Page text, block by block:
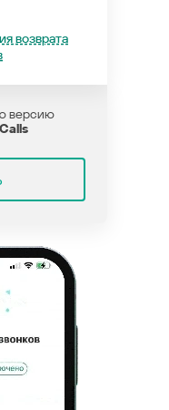
возврата
версию